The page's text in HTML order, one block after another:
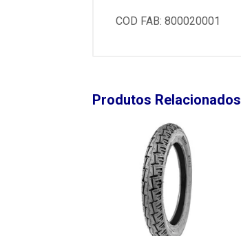
COD FAB: 800020001
Produtos Relacionados